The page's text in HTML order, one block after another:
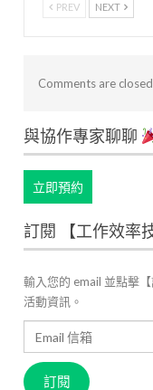
PREV NEXT
Comments are
與協作專家聊聊
立即預約
訂閱 【工作效率
輸入您的 email 並點擊
活動資訊。
Email
信
箱
訂閱